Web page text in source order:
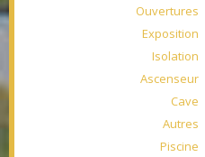
Ouvertures
Exposition
Isolation
Ascenseur
Cave
Autres
Piscine